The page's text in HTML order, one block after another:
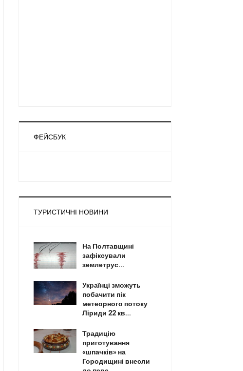
ФЕЙСБУК
ТУРИСТИЧНІ НОВИНИ
На Полтавщині
зафіксували
землетрус...
Українці зможуть
побачити пік
метеорного потоку
Ліриди 22 кв...
Традицію
приготування
«шпачків» на
Городищині внесли